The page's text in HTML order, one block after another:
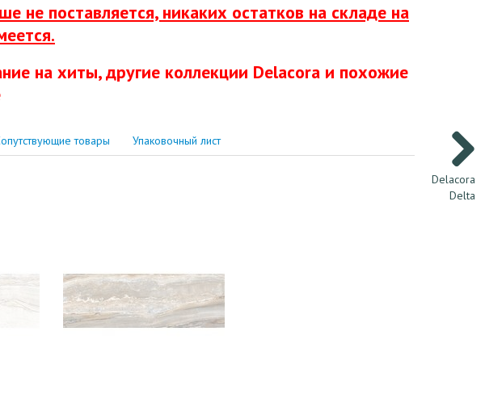
Delacora
Delta
не поставляется, никаких остатков на складе на
на хиты, другие коллекции Delacora и похожие
товары Упаковочный лист